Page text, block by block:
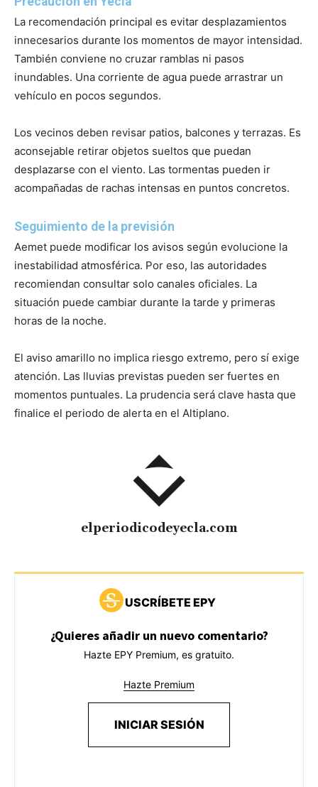
La recomendación principal es evitar desplazamientos
innecesarios durante los momentos de mayor intensidad.
También conviene no cruzar ramblas ni pasos
inundables. Una corriente de agua puede arrastrar un
vehículo en pocos segundos.
Los vecinos deben revisar patios, balcones y terrazas. Es
aconsejable retirar objetos sueltos que puedan
desplazarse con el viento. Las tormentas pueden ir
acompañadas de rachas intensas en puntos concretos.
Seguimiento de la previsión
Aemet puede modificar los avisos según evolucione la
inestabilidad atmosférica. Por eso, las autoridades
recomiendan consultar solo canales oficiales. La
situación puede cambiar durante la tarde y primeras
horas de la noche.
El aviso amarillo no implica riesgo extremo, pero sí exige
atención. Las lluvias previstas pueden ser fuertes en
momentos puntuales. La prudencia será clave hasta que
finalice el periodo de alerta en el Altiplano.
elperiodicodeyecla.com
USCRÍBETE EPY
¿Quieres añadir un nuevo comentario?
Hazte EPY Premium, es gratuito.
Hazte Premium
INICIAR SESIÓN